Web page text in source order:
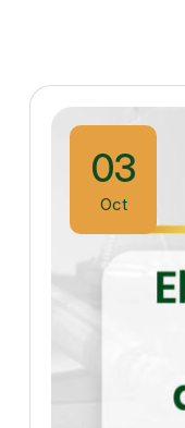
03
Oct